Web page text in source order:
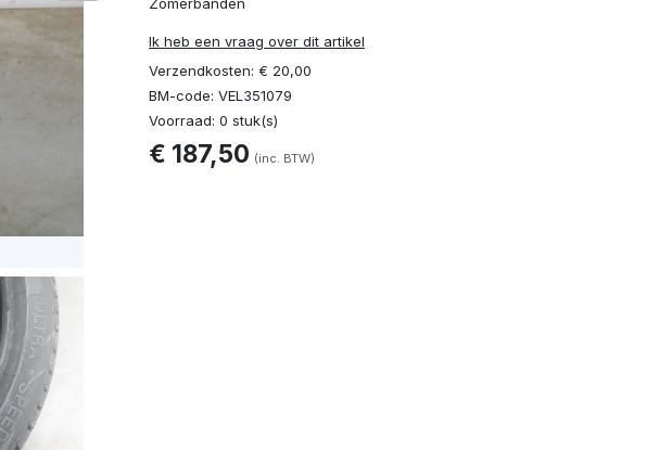
Ik heb een vraag over dit artikel
Verzendkosten: € 20,00
BM-code: VEL351079
Voorraad: 0 stuk(s)
€ 187,50 (inc. BTW)